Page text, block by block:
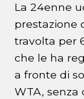
La 24enne
prestazione
travolta per
che le ha
a fronte di
WTA, senza